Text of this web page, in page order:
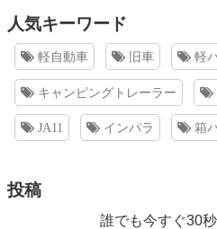
人気キーワード
軽自動車 旧車 軽
キャンピングトレーラー
JA11 インパラ 箱
投稿
誰でも今すぐ30